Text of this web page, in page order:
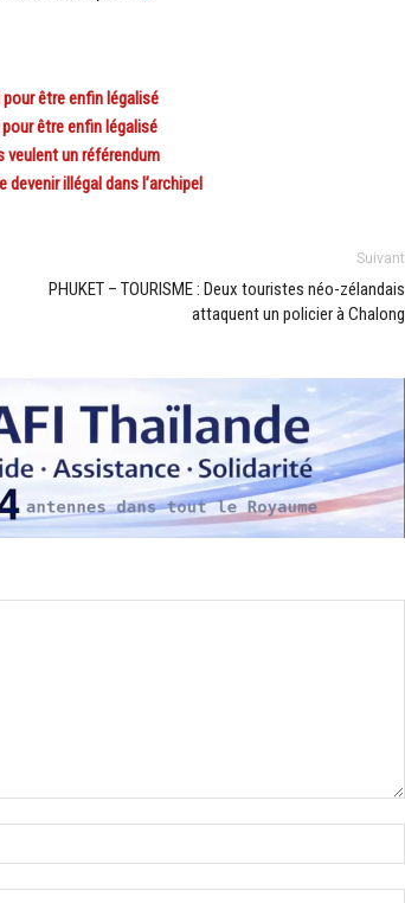
pour être enfin légalisé
pour être enfin légalisé
veulent un référendum
devenir illégal dans l’archipel
Suivant
PHUKET – TOURISME : Deux touristes néo-zélandais
attaquent un policier à Chalong